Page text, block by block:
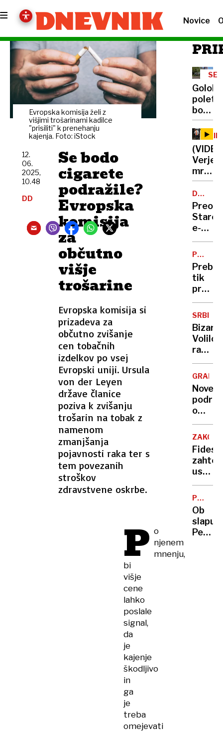
Novice
Evropska komisija želi z
višjimi trošarinami kadilce
"prisiliti" k prenehanju
kajenja. Foto: iStock
Se bodo
cigarete
podražile?
Evropska
komisija
za
občutno
višje
trošarine
Evropska komisija si
prizadeva za
občutno zvišanje
cen tobačnih
izdelkov po vsej
Evropski uniji. Ursula
von der Leyen
države članice
poziva k zvišanju
trošarin na tobak z
namenom
zmanjšanja
pojavnosti raka ter s
tem povezanih
stroškov
zdravstvene oskrbe.
12.
06.
2025,
10.48
DD
P o
njenem
mnenju,
bi
višje
cene
lahko
poslale
signal,
da
je
kajenje
škodljivo
in
ga
je
treba
omejevati
poletni
Za
pol
leta
znižali
tudi
cene
na
AIR
mrtvih
vseh
242
oseb
na
krovu
tudi
med
ljudmi
na
tleh
OSKRBA
e-
oskrbe
ne
bodo
PARKET
tik
pred
To
ne bi
bila
še
ena
enega
imena
SRBIJA
Volilci
ker
za
svoj
glas
niso
dobili
plačila
GRADEC
Nove
o
Živel
je v
svetu
video
iger
Fides
Čemu
se
REŽIM
Ob
slapu